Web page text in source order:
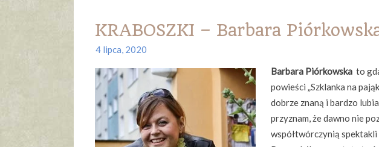
KRABOSZKI – Barbara
4 lipca, 2020
Barbara Piórkowska to
powieści „Szklanka na
dobrze znaną i bardzo
przyznam, że dawno nie
współtwórczynią